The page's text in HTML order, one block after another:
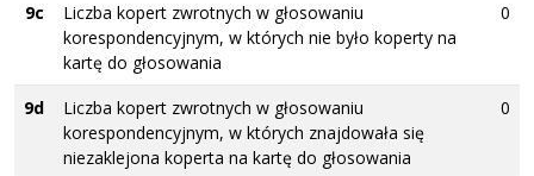
9c
Liczba kopert zwrotnych w głosowaniu
korespondencyjnym, w których nie było koperty na
kartę do głosowania
0
9d
Liczba kopert zwrotnych w głosowaniu
korespondencyjnym, w których znajdowała się
niezaklejona koperta na kartę do głosowania
0